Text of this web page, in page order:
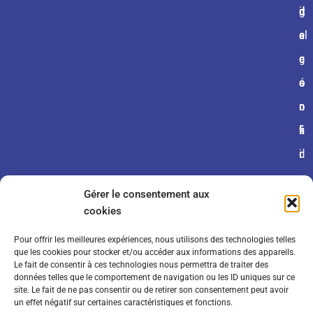
Gérer le consentement aux
cookies
Pour offrir les meilleures expériences, nous utilisons des technologies telles
que les cookies pour stocker et/ou accéder aux informations des appareils.
Le fait de consentir à ces technologies nous permettra de traiter des
données telles que le comportement de navigation ou les ID uniques sur ce
site. Le fait de ne pas consentir ou de retirer son consentement peut avoir
un effet négatif sur certaines caractéristiques et fonctions.
g
al
e
s
n
s
g
é
n
é
r
a
l
d
e
c
o
n
fi
d
e
n
d
e
c
o
o
k
i
e
s
it
e